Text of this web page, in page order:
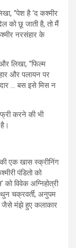
“पेश है ‘द कश्मीर
को छू जाती है, तो मैं
नरसंहार के
लिखा, “फिल्म
और पलायन पर
… बस इसे मिस न
करने की भी
एक खास स्क्रीनिंग
पंडितो को
को विवेक अग्निहोत्री
चक्रवर्ती, अनुपम
जैसे मंझे हुए कलाकार